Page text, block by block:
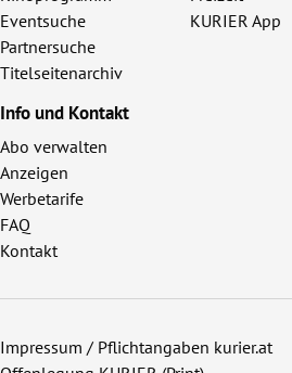
Eventsuche
Partnersuche
Titelseitenarchiv
KURIER App
Info und Kontakt
Abo verwalten
Anzeigen
Werbetarife
FAQ
Kontakt
Impressum / Pflichtangaben kurier.at